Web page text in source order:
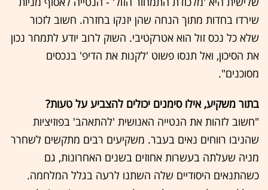
שירדו בחדות מתוך הנחה שהן יזנקו בחזרה. חשוב לזכור
שלא כל נכס זול הוא אטרקטיבי. השוק לרוב יודע לתמחר נכון
את הסיכון, ואל תנסו פשוט 'לקנות את הדיפ' בנכסים
מסוכנים".
בתור משקיע, אילו סימנים יכולים להצביע על טעות?
"חשוב לזהות את הנטייה האנושית 'להתאהב' בפוזיציות
שהניבו רווחים נאים בעבר. משקיעים רבים מתקשים לשחרר
מניה שעלתה בעשרות אחוזים בשנים האחרונות, גם
כשהתנאים היסודיים שלה השתנו לרעה בגלל המלחמה.